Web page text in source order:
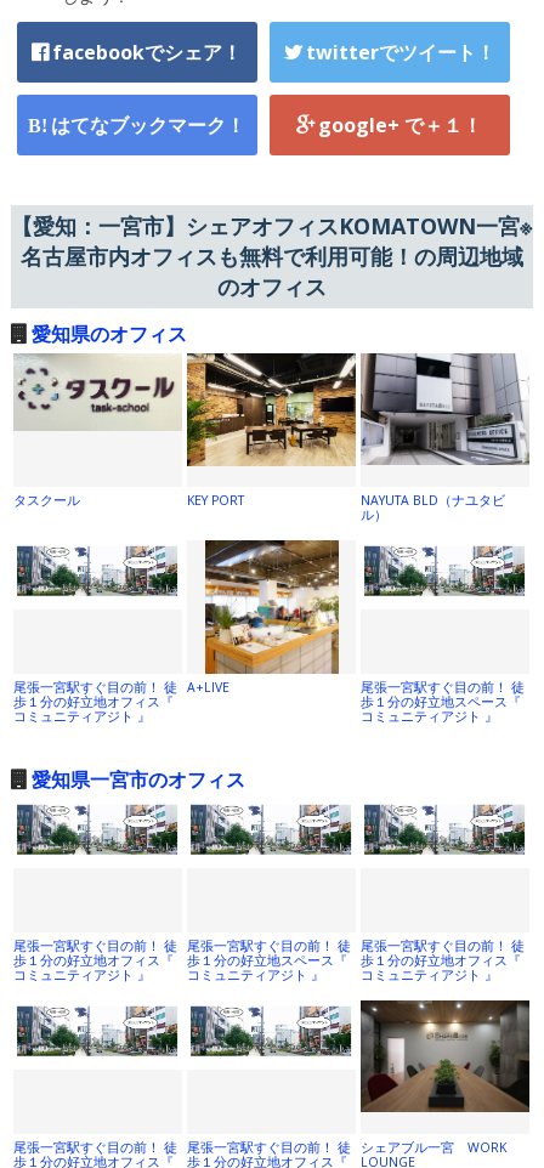
facebookでシェア！ twitterでツイート！
はてなブックマーク！ google+ で＋１！
【愛知：一宮市】シェアオフィスKOMATOWN一宮※
名古屋市内オフィスも無料で利用可能！の周辺地域
のオフィス
愛知県のオフィス
タスクール KEY PORT
NAYUTA BLD（ナユタビ
ル）
尾張一宮駅すぐ目の前！ 徒
歩１分の好立地オフィス『
コミュニティアジト 』
A+LIVE
尾張一宮駅すぐ目の前！ 徒
歩１分の好立地スペース『
コミュニティアジト 』
愛知県一宮市のオフィス
尾張一宮駅すぐ目の前！ 徒
歩１分の好立地オフィス『
コミュニティアジト 』
尾張一宮駅すぐ目の前！ 徒
歩１分の好立地スペース『
コミュニティアジト 』
尾張一宮駅すぐ目の前！ 徒
歩１分の好立地オフィス『
コミュニティアジト 』
尾張一宮駅すぐ目の前！ 徒
歩１分の好立地オフィス『
尾張一宮駅すぐ目の前！ 徒
歩１分の好立地オフィス『
シェアブル一宮 WORK
LOUNGE